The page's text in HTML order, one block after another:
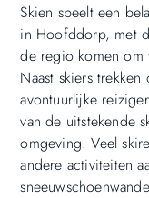
Skien speelt een
in Hoofddorp, met
de regio komen om
Naast skiers
avontuurlijke
van de uitstekende
omgeving. Veel
andere activiteiten